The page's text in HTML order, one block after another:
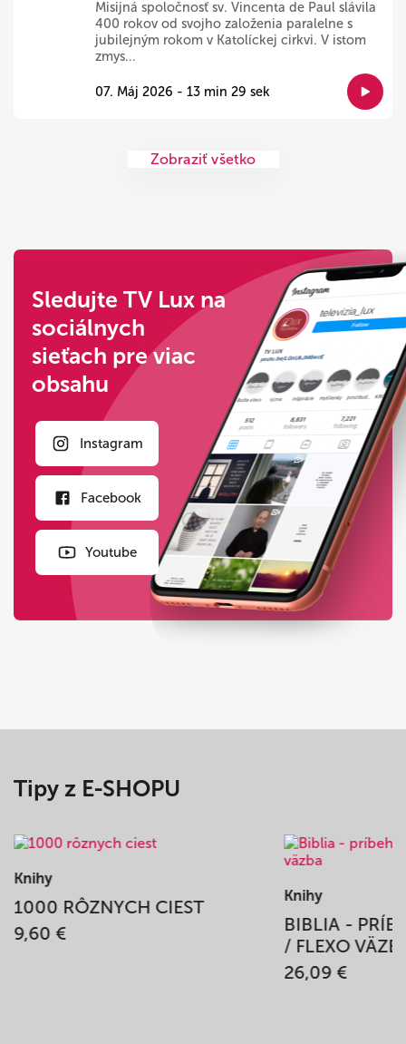
Misijná spoločnosť sv. Vincenta de Paul slávila
400 rokov od svojho založenia paralelne s
jubilejným rokom v Katolíckej cirkvi. V istom
zmys...
07. Máj 2026 - 13 min 29 sek
Zobraziť všetko
Sledujte TV Lux na
sociálnych
sieťach pre viac
obsahu
Instagram
Facebook
Youtube
Tipy z E-SHOPU
Knihy
1000 RÔZNYCH CIEST
9,60 €
Knihy
BIBLIA -
/ FLEXO
26,09 €